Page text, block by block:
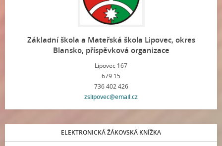
Základní škola a Mateřská škola Lipovec, okres
Blansko, příspěvková organizace
Lipovec 167
679 15
736 402 426
zslipovec@email.cz
ELEKTRONICKÁ ŽÁKOVSKÁ KNÍŽKA